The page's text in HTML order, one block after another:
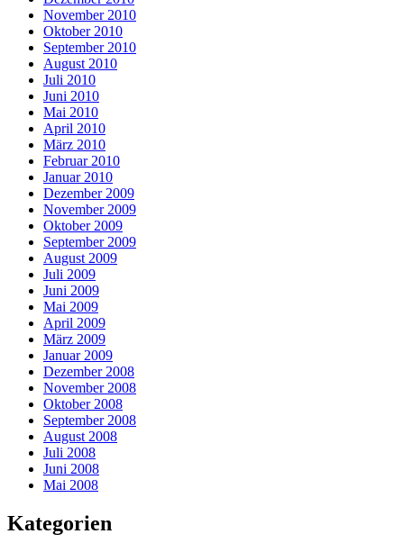
November 2010
Oktober 2010
September 2010
August 2010
Juli 2010
Juni 2010
Mai 2010
April 2010
März 2010
Februar 2010
Januar 2010
Dezember 2009
November 2009
Oktober 2009
September 2009
August 2009
Juli 2009
Juni 2009
Mai 2009
April 2009
März 2009
Januar 2009
Dezember 2008
November 2008
Oktober 2008
September 2008
August 2008
Juli 2008
Juni 2008
Mai 2008
Kategorien